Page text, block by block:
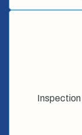
Inspection